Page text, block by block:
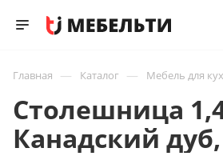
Главная — Каталог — Мебель для
Столешница
Канадский